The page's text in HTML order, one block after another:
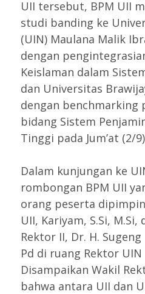
UII tersebut, BPM UII
studi banding ke
(UIN) Maulana Malik
dengan
Keislaman dalam
dan Universitas
dengan benchmarking
bidang Sistem
Tinggi pada Jum’at (2/
Dalam kunjungan ke
rombongan BPM UII
orang peserta
UII, Kariyam, S.Si,
Rektor II, Dr. H.
Pd di ruang Rektor UIN
Disampaikan Wakil
bahwa antara UII dan